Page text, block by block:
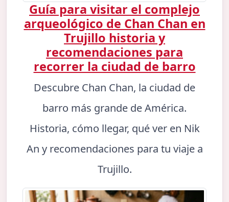
Guía para visitar el complejo
arqueológico de Chan Chan en
Trujillo historia y
recomendaciones para
recorrer la ciudad de barro
Descubre Chan Chan, la ciudad de
barro más grande de América.
Historia, cómo llegar, qué ver en Nik
An y recomendaciones para tu viaje a
Trujillo.